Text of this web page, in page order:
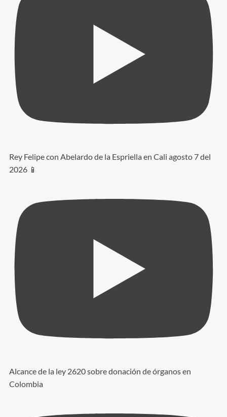
Rey Felipe con Abelardo de la Espriella en Cali agosto 7 del
2026 📱
Alcance de la ley 2620 sobre donación de órganos en
Colombia